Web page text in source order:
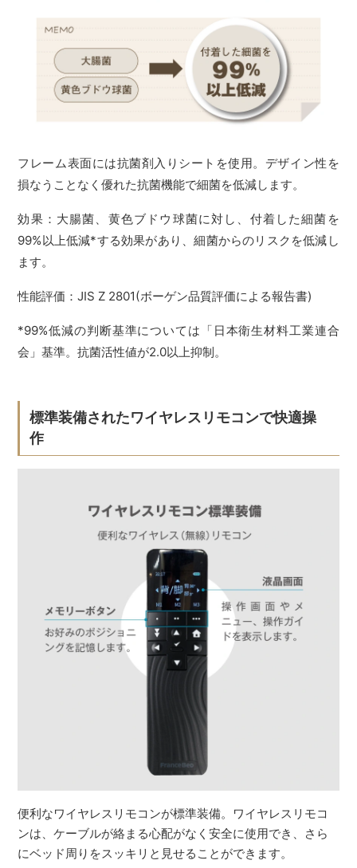
フレーム表面には抗菌剤入りシートを使用。デザイン性を
損なうことなく優れた抗菌機能で細菌を低減します。
効果：大腸菌、黄色ブドウ球菌に対し、付着した細菌を
99%以上低減*する効果があり、細菌からのリスクを低減し
ます。
性能評価：JIS Z 2801(ボーゲン品質評価による報告書)
*99%低減の判断基準については「日本衛生材料工業連合
会」基準。抗菌活性値が2.0以上抑制。
標準装備されたワイヤレスリモコンで快適操
作
便利なワイヤレスリモコンが標準装備。ワイヤレスリモコ
ンは、ケーブルが絡まる心配がなく安全に使用でき、さら
にベッド周りをスッキリと見せることができます。